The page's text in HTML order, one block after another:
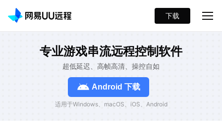
下载
专业游戏串流远程控制软件
超低延迟、高帧高清、操控自如
Android 下载
适用于Windows、macOS、iOS、Android